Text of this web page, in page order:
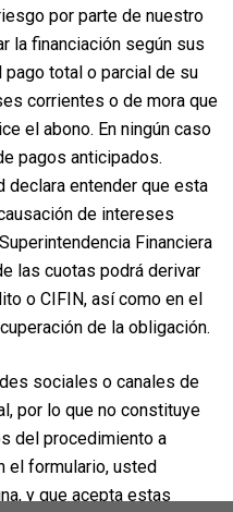
Theme bySuperbthemes.com
por parte de nuestro
la financiación según sus
total o parcial de su
corrientes o de mora que
el abono. En ningún caso
pagos anticipados.
declara entender que esta
de intereses
Financiera
las cuotas podrá derivar
o CIFIN, así como en el
de la obligación.
sociales o canales de
por lo que no constituye
del procedimiento a
el formulario, usted
y que acepta estas